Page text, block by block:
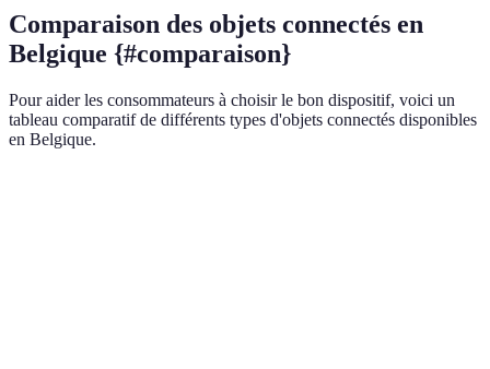
Comparaison des objets connectés en
Belgique {#comparaison}
Pour aider les consommateurs à choisir le bon dispositif, voici un
tableau comparatif de différents types d'objets connectés disponibles
en Belgique.